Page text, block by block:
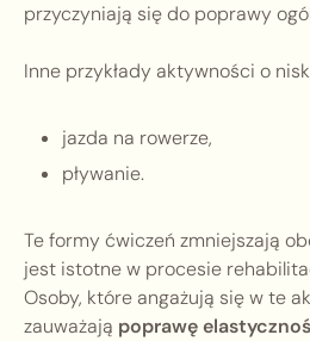
przyczyniają się do poprawy
Inne przykłady aktywności o
jazda na rowerze,
pływanie.
Te formy ćwiczeń zmniejszają
jest istotne w procesie
Osoby, które angażują się w te
zauważają poprawę